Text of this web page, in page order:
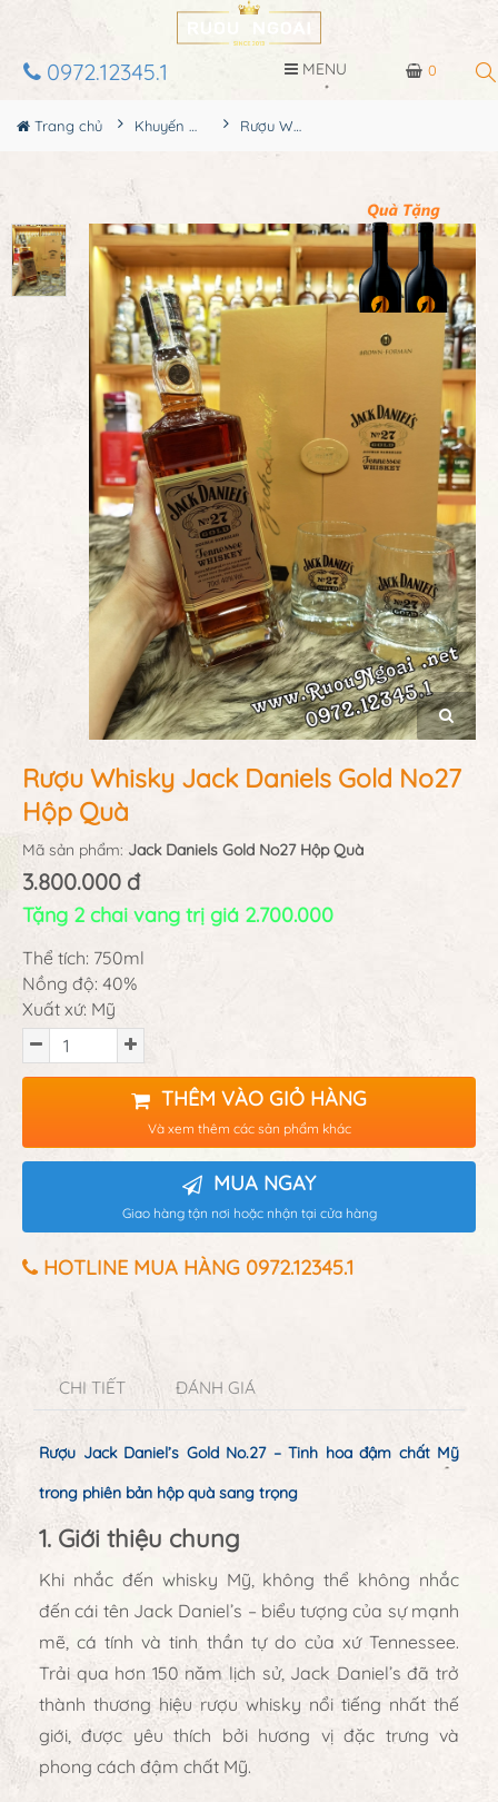
0
0972.12345.1 MENU
Trang chủ Khuyến Mãi Lớn Rượu Whisky Jack Daniels Gold No27 Hộp Quà
Rượu Whisky Jack Daniels Gold No27
Hộp Quà
Mã sản phẩm: Jack Daniels Gold No27 Hộp Quà
3.800.000 đ
Tặng 2 chai vang trị giá 2.700.000
Thể tích: 750ml
Nồng độ: 40%
Xuất xứ: Mỹ
THÊM VÀO GIỎ HÀNG
Và xem thêm các sản phẩm khác
MUA NGAY
Giao hàng tận nơi hoặc nhận tại cửa hàng
HOTLINE MUA HÀNG 0972.12345.1
CHI TIẾT ĐÁNH GIÁ
Rượu Jack Daniel’s Gold No.27 – Tinh hoa đậm chất Mỹ
trong phiên bản hộp quà sang trọng
1. Giới thiệu chung
Khi nhắc đến whisky Mỹ, không thể không nhắc
đến cái tên Jack Daniel’s – biểu tượng của sự mạnh
mẽ, cá tính và tinh thần tự do của xứ Tennessee.
Trải qua hơn 150 năm lịch sử, Jack Daniel’s đã trở
thành thương hiệu rượu whisky nổi tiếng nhất thế
giới, được yêu thích bởi hương vị đặc trưng và
phong cách đậm chất Mỹ.